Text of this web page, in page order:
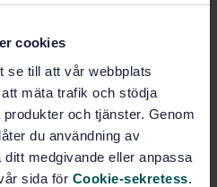
cookies
se till att vår webbplats
mäta trafik och stödja
och tjänster. Genom
du användning av
medgivande eller anpassa
sida för Cookie-sekretess.
23075:2021
av antioxidanter med